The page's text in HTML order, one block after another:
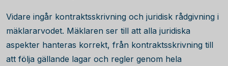
Vidare ingår kontraktsskrivning och juridisk rådgivning i
mäklararvodet. Mäklaren ser till att alla juridiska
aspekter hanteras korrekt, från kontraktsskrivning till
att följa gällande lagar och regler genom hela